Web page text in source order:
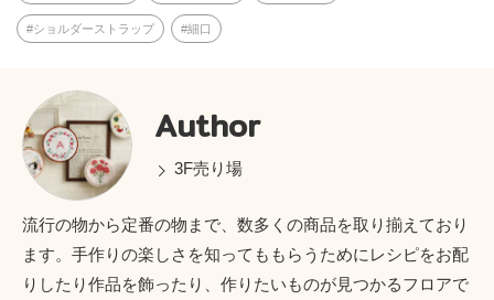
ショルダーストラップ 細口
Author
3F売り場
流行の物から定番の物まで、数多くの商品を取り揃えており
ます。手作りの楽しさを知ってももらうためにレシピをお配
りしたり作品を飾ったり、作りたいものが見つかるフロアで